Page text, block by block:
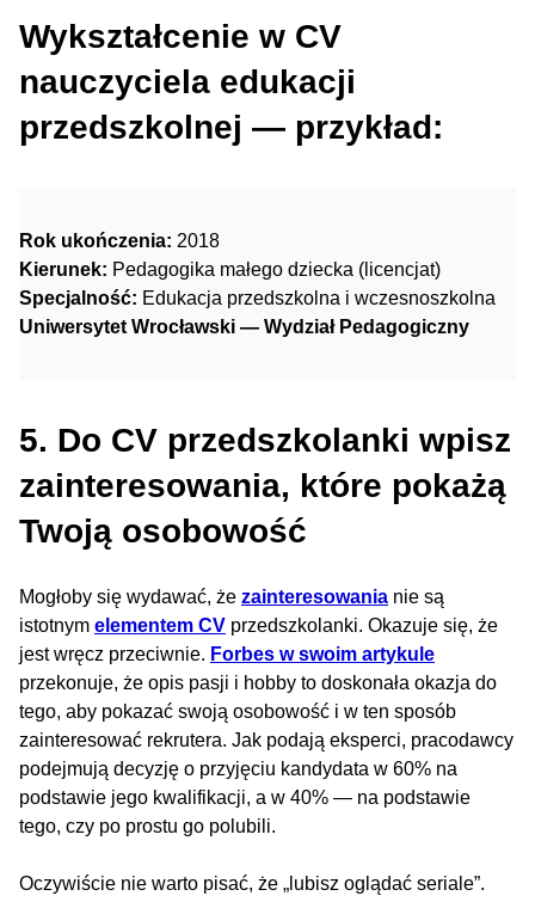
Wykształcenie w CV
nauczyciela edukacji
przedszkolnej — przykład:
Rok ukończenia: 2018
Kierunek: Pedagogika małego dziecka (licencjat)
Specjalność: Edukacja przedszkolna i wczesnoszkolna
Uniwersytet Wrocławski — Wydział Pedagogiczny
5. Do CV przedszkolanki wpisz
zainteresowania, które pokażą
Twoją osobowość
Mogłoby się wydawać, że zainteresowania nie są
istotnym elementem CV przedszkolanki. Okazuje się, że
jest wręcz przeciwnie. Forbes w swoim artykule
przekonuje, że opis pasji i hobby to doskonała okazja do
tego, aby pokazać swoją osobowość i w ten sposób
zainteresować rekrutera. Jak podają eksperci, pracodawcy
podejmują decyzję o przyjęciu kandydata w 60% na
podstawie jego kwalifikacji, a w 40% — na podstawie
tego, czy po prostu go polubili.
Oczywiście nie warto pisać, że „lubisz oglądać seriale”.